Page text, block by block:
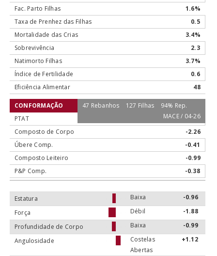
Fac. Parto Filhas
1.6
Taxa de Prenhez das Filhas
0.5
Mortalidade das Crias
3.4
Sobrevivência
2.3
Natimorto Filhas
3.7
Índice de Fertilidade
0.6
Eficiência Alimentar
48
CONFORMAÇÃO 47 Rebanhos 127 Filhas
94% Rep.
MACE / 04-26
PTAT
-0.31
Composto de Corpo
-2.26
Úbere Comp.
-0.41
Composto Leiteiro
-0.99
P&P Comp.
-0.38
Estatura Baixa
-0.96
Força
Débil
-1.88
Profundidade de Corpo
Baixa
-0.99
Angulosidade
Costelas
Abertas
+1.12